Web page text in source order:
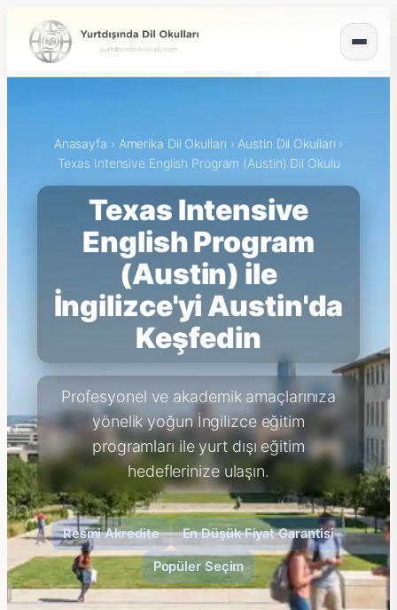
Anasayfa › Amerika Dil Okulları › Austin Dil Okulları ›
Texas Intensive English Program (Austin) Dil Okulu
Texas Intensive
English Program
(Austin) ile
İngilizce'yi Austin'da
Keşfedin
Profesyonel ve akademik amaçlarınıza
yönelik yoğun İngilizce eğitim
programları ile yurt dışı eğitim
hedeflerinize ulaşın.
Resmi Akredite En Düşük Fiyat Garantisi
Popüler Seçim